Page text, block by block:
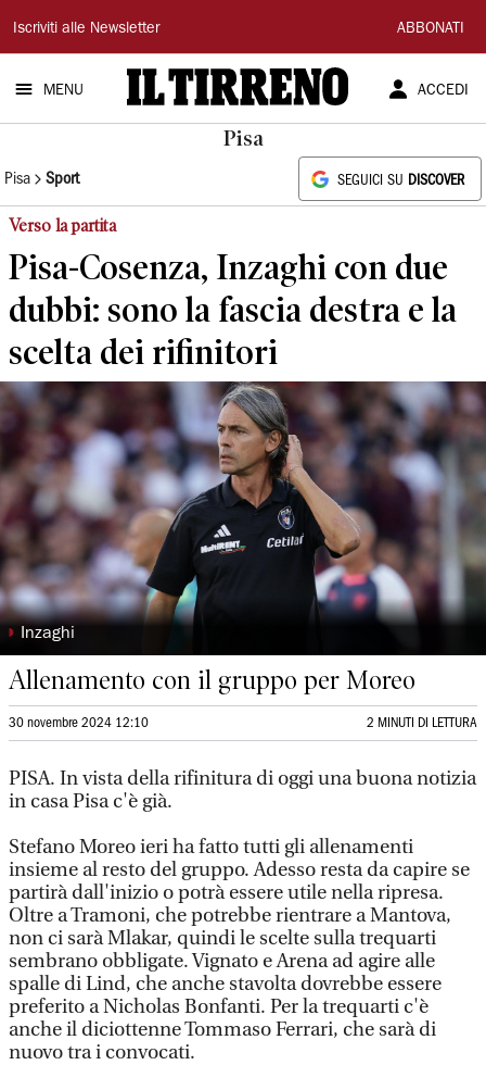
Il
Tirreno
Iscriviti alle Newsletter ABBONATI
MENU ACCEDI
Pisa
Pisa Sport SEGUICI SU DISCOVER
Verso la partita
Pisa-Cosenza, Inzaghi con due
dubbi: sono la fascia destra e la
scelta dei rifinitori
◗ Inzaghi
Allenamento con il gruppo per Moreo
30 novembre 2024 12:10 2 MINUTI DI LETTURA
PISA. In vista della rifinitura di oggi una buona notizia
in casa Pisa c'è già.
Stefano Moreo ieri ha fatto tutti gli allenamenti
insieme al resto del gruppo. Adesso resta da capire se
partirà dall'inizio o potrà essere utile nella ripresa.
Oltre a Tramoni, che potrebbe rientrare a Mantova,
non ci sarà Mlakar, quindi le scelte sulla trequarti
sembrano obbligate. Vignato e Arena ad agire alle
spalle di Lind, che anche stavolta dovrebbe essere
preferito a Nicholas Bonfanti. Per la trequarti c'è
anche il diciottenne Tommaso Ferrari, che sarà di
nuovo tra i convocati.